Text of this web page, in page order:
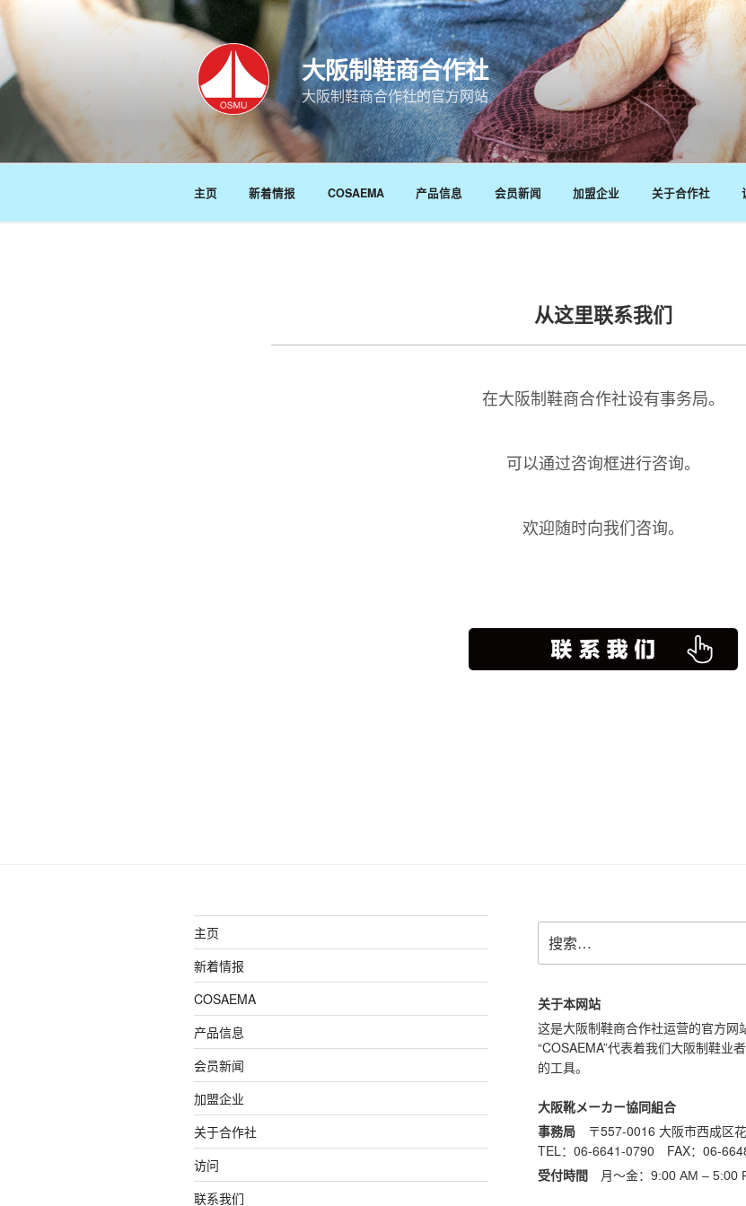
至
内
容
大阪制鞋商合作社
大阪制鞋商合作社的官方网站
主页 新着情报 COSAEMA 产品信息 会员新闻 加盟企业 关于合作社
从这里联系我们
在大阪制鞋商合作社设有事务局。
可以通过咨询框进行咨询。
欢迎随时向我们咨询。
主页
新着情报
COSAEMA
产品信息
会员新闻
加盟企业
关于合作社
访问
联系我们
索：
关于本网站
这是大阪制鞋商合作社运营的官方网
“COSAEMA”代表着我们大阪制鞋业
的工具。
大阪靴メーカー協同組合
事務局
〒557-0016 大阪市西成区
TEL：06-6641-0790 FAX：06-
受付時間 月〜金：9:00 AM – 5:00